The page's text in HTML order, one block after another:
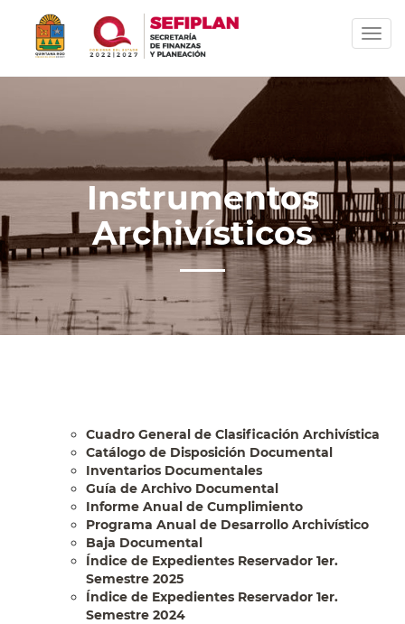
Instrumentos
Archivísticos
Cuadro General de Clasificación Archivística
Catálogo de Disposición Documental
Inventarios Documentales
Guía de Archivo Documental
Informe Anual de Cumplimiento
Programa Anual de Desarrollo Archivístico
Baja Documental
Índice de Expedientes Reservador 1er.
Semestre 2025
Índice de Expedientes Reservador 1er.
Semestre 2024